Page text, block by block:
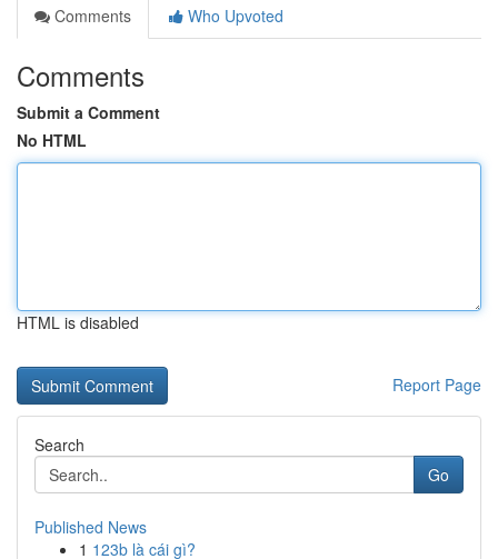
Comments
Who Upvoted
Comments
Submit a Comment
No HTML
HTML is disabled
Report Page
Search
Go
Published News
1 123b là cái gì?